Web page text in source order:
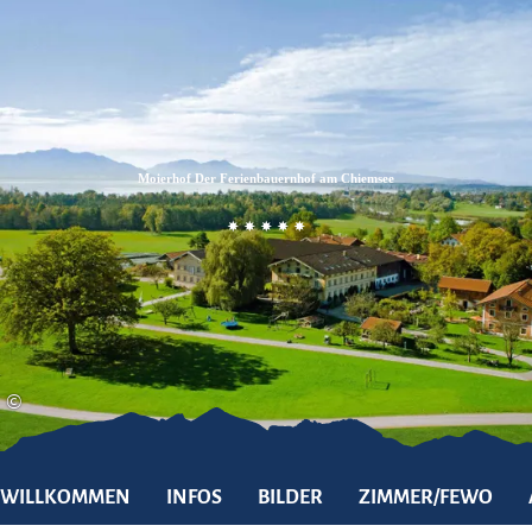
Inhalt
Suche
Footer
©
Moierhof Der Ferienbauernhof am Chiemsee
WILLKOMMEN INFOS BILDER ZIMMER/FEWO